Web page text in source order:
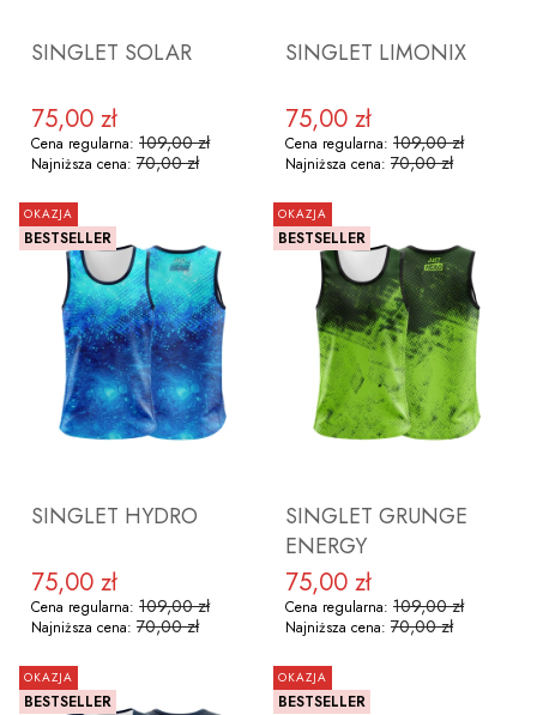
SINGLET SOLAR
Cena promocyjna
75,00 zł
Cena regularna: 109,00 zł
Najniższa cena: 70,00 zł
ZOBACZ PRODUKT
SINGLET LIMONIX
Cena promocyjna
75,00 zł
Cena regularna: 109,00 zł
Najniższa cena: 70,00 zł
ZOBACZ PRODUKT
OKAZJA
BESTSELLER
SINGLET HYDRO
Cena promocyjna
75,00 zł
Cena regularna: 109,00 zł
Najniższa cena: 70,00 zł
OKAZJA
BESTSELLER
SINGLET GRUNGE
ENERGY
Cena promocyjna
75,00 zł
Cena regularna: 109,00 zł
Najniższa cena: 70,00 zł
OKAZJA
BESTSELLER
OKAZJA
BESTSELLER